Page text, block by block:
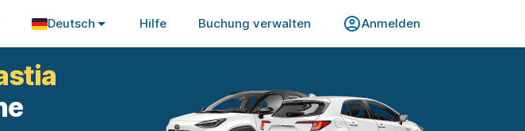
Deutsch Hilfe Buchung verwalten Anmelden